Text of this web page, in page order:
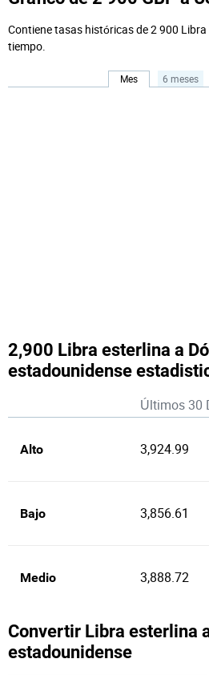
Contiene tasas históricas de 2 900
tiempo.
Mes 6 meses
2,900 Libra esterlina a
estadounidense
Últimos 30
Alto 3,924.99
Bajo 3,856.61
Medio 3,888.72
Convertir Libra esterlina
estadounidense